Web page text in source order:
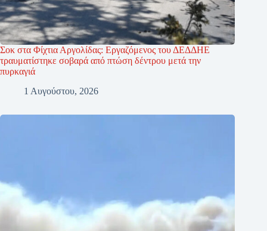
Σοκ στα Φίχτια Αργολίδας: Εργαζόμενος του ΔΕΔΔΗΕ
τραυματίστηκε σοβαρά από πτώση δέντρου μετά την
πυρκαγιά
1 Αυγούστου, 2026